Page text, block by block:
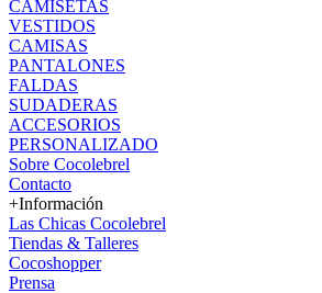
CAMISETAS
VESTIDOS
CAMISAS
PANTALONES
FALDAS
SUDADERAS
ACCESORIOS
PERSONALIZADO
Sobre Cocolebrel
Contacto
+Información
Las Chicas Cocolebrel
Tiendas & Talleres
Cocoshopper
Prensa